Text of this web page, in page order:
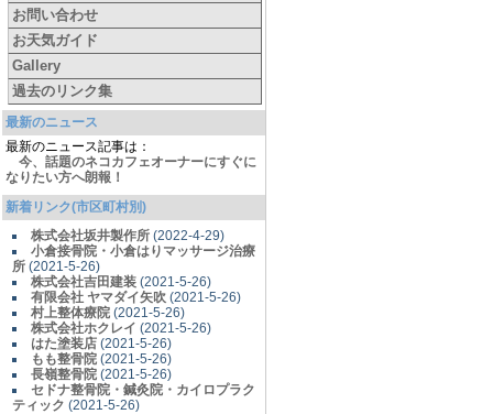
お問い合わせ
お天気ガイド
Gallery
過去のリンク集
最新のニュース
最新のニュース記事は：
今、話題のネコカフェオーナーにすぐに
なりたい方へ朗報！
新着リンク(市区町村別)
株式会社坂井製作所 (2022-4-29)
小倉接骨院・小倉はりマッサージ治療
所 (2021-5-26)
株式会社吉田建装 (2021-5-26)
有限会社 ヤマダイ矢吹 (2021-5-26)
村上整体療院 (2021-5-26)
株式会社ホクレイ (2021-5-26)
はた塗装店 (2021-5-26)
もも整骨院 (2021-5-26)
長嶺整骨院 (2021-5-26)
セドナ整骨院・鍼灸院・カイロプラク
ティック (2021-5-26)